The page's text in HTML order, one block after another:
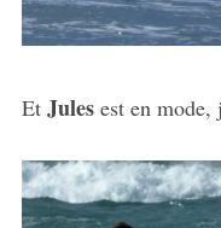
EtJulesest en mode,